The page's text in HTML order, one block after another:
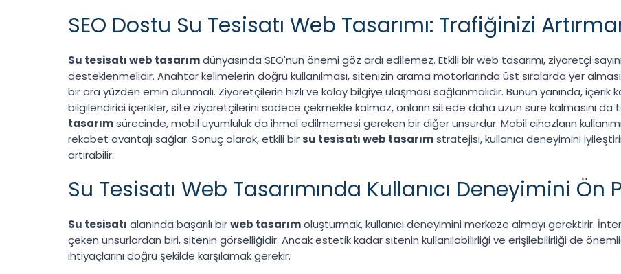
SEO Dostu Su Tesisatı Web Tasarımı: Trafiğinizi
Su tesisatı web tasarımdünyasında SEO'nun önemi göz ardı edilemez. Etkili bir web tasarımı, ziyaretçi
desteklenmelidir. Anahtar kelimelerin doğru kullanılması, sitenizin arama motorlarında üst sıralarda yer
bir ara yüzden emin olunmalı. Ziyaretçilerin hızlı ve kolay bilgiye ulaşması sağlanmalıdır. Bunun yanında,
bilgilendirici içerikler, site ziyaretçilerini sadece çekmekle kalmaz, onların sitede daha uzun süre kalmasını da
tasarımsürecinde, mobil uyumluluk da ihmal edilmemesi gereken bir diğer unsurdur. Mobil cihazların
rekabet avantajı sağlar. Sonuç olarak, etkili bir su tesisatı web tasarımstratejisi, kullanıcı deneyimini
artırabilir.
Su Tesisatı Web Tasarımında Kullanıcı Deneyimini Ön
Su tesisatı alanında başarılı birweb tasarımoluşturmak, kullanıcı deneyimini merkeze almayı gerektirir.
çeken unsurlardan biri, sitenin görselliğidir. Ancak estetik kadar sitenin kullanılabilirliği ve erişilebilirliği de
ihtiyaçlarını doğru şekilde karşılamak gerekir.